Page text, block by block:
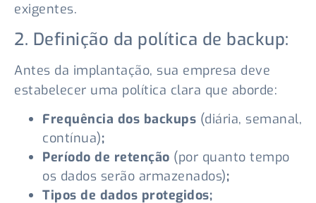
exigentes.
2. Definição da política de backup:
Antes da implantação, sua empresa deve
estabelecer uma política clara que aborde:
Frequência dos backups (diária, semanal,
contínua);
Período de retenção (por quanto tempo
os dados serão armazenados);
Tipos de dados protegidos;